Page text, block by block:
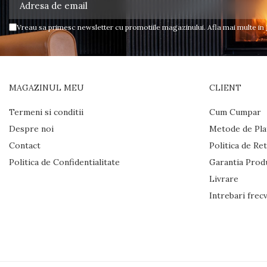
GRATARE SI CUPTOARE
BIG GREEN EGG
ACCESORII SI USTENSILE BGE
GRATARE PE LEMNE CU
GRATARE PREMIUM WEBER
GRATARE ELECTRICE
GRĂTARE PE GAZ
GRATARE CERAMICE
CUPTOARE PIZZA
Vreau sa primesc newsletter cu promotiile magazinului. Afla mai multe in
MAGAZINUL MEU
Termeni si conditii
Despre noi
Contact
Politica de Confidentialitate
CLIENT
Cum Cumpar
Metode de
Politica de
Garantia
Livrare
Intrebari